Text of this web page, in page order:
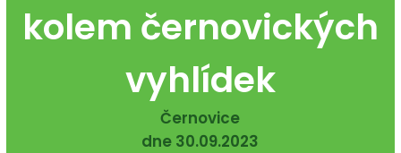
kolem černovických
vyhlídek
Černovice
dne 30.09.2023